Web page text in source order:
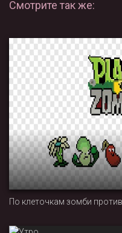
Смотрите так же:
По клеточкам зомби